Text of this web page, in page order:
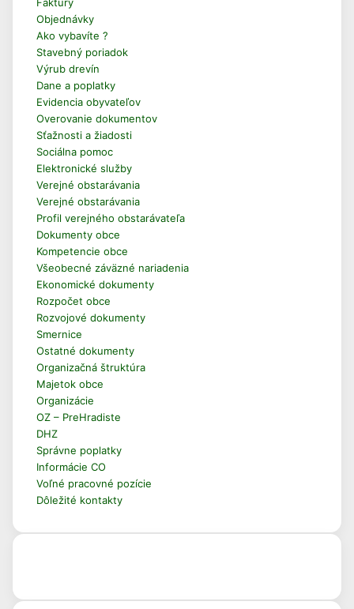
Objednávky
Ako vybavíte ?
Stavebný poriadok
Výrub drevín
Dane a poplatky
Evidencia obyvateľov
Overovanie dokumentov
Sťažnosti a žiadosti
Sociálna pomoc
Elektronické služby
Verejné obstarávania
Verejné obstarávania
Profil verejného obstarávateľa
Dokumenty obce
Kompetencie obce
Všeobecné záväzné nariadenia
Ekonomické dokumenty
Rozpočet obce
Rozvojové dokumenty
Smernice
Ostatné dokumenty
Organizačná štruktúra
Majetok obce
Organizácie
OZ – PreHradiste
DHZ
Správne poplatky
Informácie CO
Voľné pracovné pozície
Dôležité kontakty